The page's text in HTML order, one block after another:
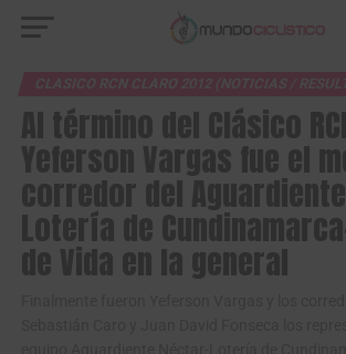
CLASICO RCN CLARO 2012 (NOTICIAS /
Al término del Clásico
Yeferson Vargas fue el
corredor del
Lotería de
de Vida en la general